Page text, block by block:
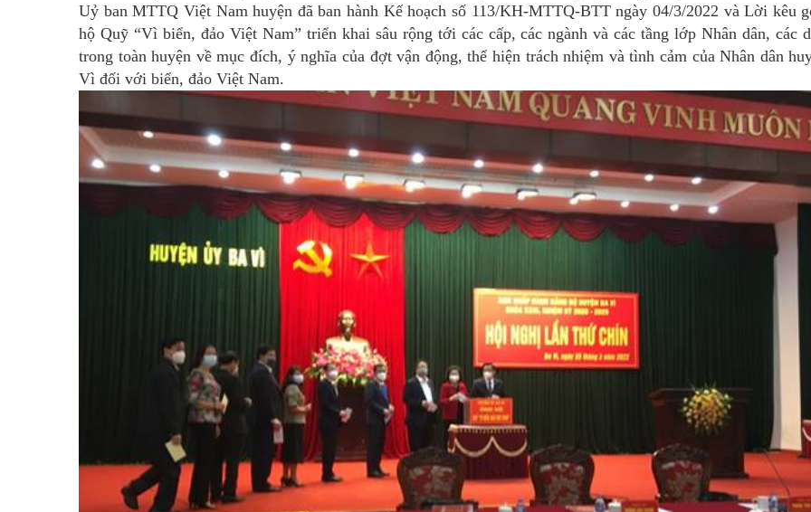
Uỷ ban MTTQ Việt Nam huyện đã ban hành Kế hoạch số 113/KH-MTTQ-BTT ngày 04/3/2022 và Lời kêu
hộ Quỹ “Vì biển, đảo Việt Nam” triển khai sâu rộng tới các cấp, các ngành và các tầng lớp Nhân dân, các
trong toàn huyện về mục đích, ý nghĩa của đợt vận động, thể hiện trách nhiệm và tình cảm của Nhân dân
Vì đối với biển, đảo Việt Nam.